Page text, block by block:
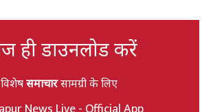
ही डाउनलोड करें
विशेषसमाचारसामग्री के लिए